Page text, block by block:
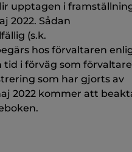
upptagen i
2022. Sådan
(s.k.
hos förvaltaren
i förväg som
som har gjorts av
2022 kommer att